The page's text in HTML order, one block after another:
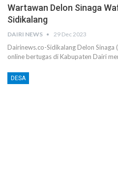
Wartawan Delon Sinaga
Sidikalang
DAIRI NEWS 29 Dec 2023
Dairinews.co-Sidikalang Delon
online bertugas di Kabupaten Dairi
DESA